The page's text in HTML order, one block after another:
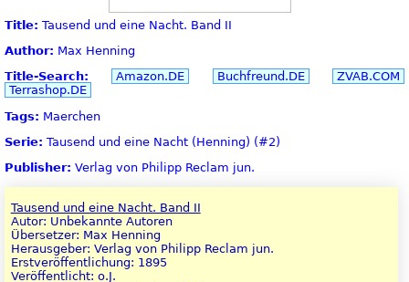
Title: Tausend und eine Nacht. Band II
Author: Max Henning
Title-Search:
Amazon.DE Buchfreund.DE
ZVAB.COM
Terrashop.DE
Tags: Maerchen
Serie: Tausend und eine Nacht (Henning) (#2)
Publisher: Verlag von Philipp Reclam jun.
Tausend und eine Nacht. Band II
Autor: Unbekannte Autoren
Übersetzer: Max Henning
Herausgeber: Verlag von Philipp Reclam jun.
Erstveröffentlichung: 1895
Veröffentlicht: o.J.